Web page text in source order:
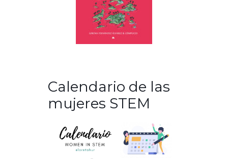
Calendario de las
mujeres STEM